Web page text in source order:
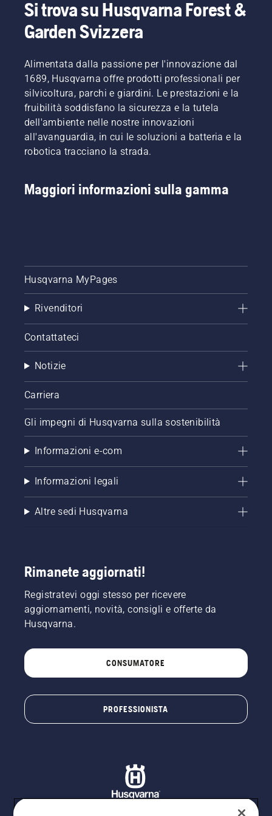
per il
prato
cosa
succede
se
chiazze
secche e
marroni
e
erbacce
rovinano
Non c'è
guida
dettagliata
che
chiazze.
Si trova su Husqvarna Forest &
Garden Svizzera
Alimentata dalla passione per l'innovazione dal
1689, Husqvarna offre prodotti professionali per
silvicoltura, parchi e giardini. Le prestazioni e la
fruibilità soddisfano la sicurezza e la tutela
dell'ambiente nelle nostre innovazioni
all'avanguardia, in cui le soluzioni a batteria e la
robotica tracciano la strada.
Maggiori informazioni sulla gamma
Husqvarna MyPages
Rivenditori
Contattateci
Notizie
Carriera
Gli impegni di Husqvarna sulla sostenibilità
Informazioni e-com
Informazioni legali
Altre sedi Husqvarna
Rimanete aggiornati!
Registratevi oggi stesso per ricevere
aggiornamenti, novità, consigli e offerte da
Husqvarna.
CONSUMATORE
PROFESSIONISTA